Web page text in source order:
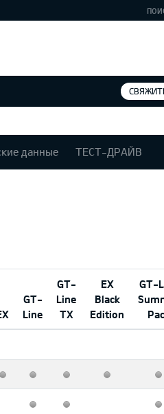
данные ТЕСТ-ДРАЙВ
GT-
Line
GT-
Line
TX
EX
Black
Edition
GT-